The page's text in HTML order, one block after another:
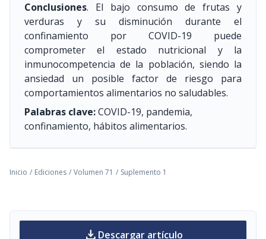
Conclusiones. El bajo consumo de frutas y
verduras y su disminución durante el
confinamiento por COVID-19 puede
comprometer el estado nutricional y la
inmunocompetencia de la población, siendo la
ansiedad un posible factor de riesgo para
comportamientos alimentarios no saludables.
Palabras clave:COVID-19, pandemia,
confinamiento, hábitos alimentarios.
Inicio / Ediciones / Volumen 71 / Suplemento 1
download Descargar artículo